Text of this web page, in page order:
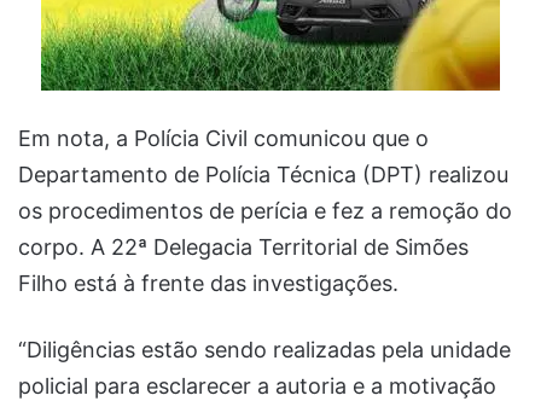
Em nota, a Polícia Civil comunicou que o
Departamento de Polícia Técnica (DPT) realizou
os procedimentos de perícia e fez a remoção do
corpo. A 22ª Delegacia Territorial de Simões
Filho está à frente das investigações.
“Diligências estão sendo realizadas pela unidade
policial para esclarecer a autoria e a motivação